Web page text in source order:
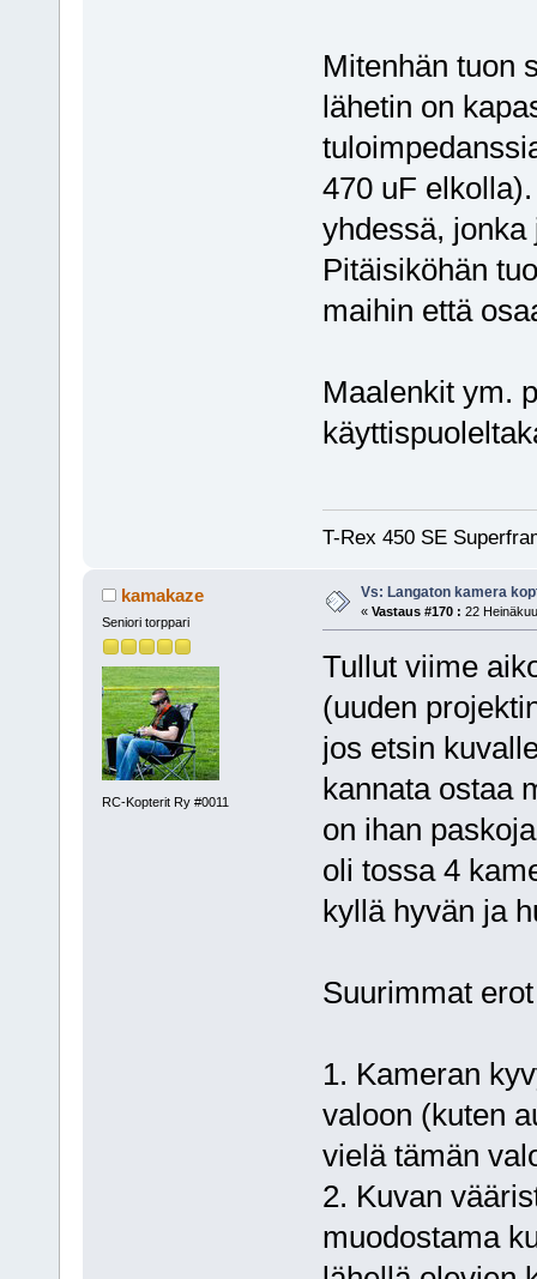
Mitenhän tuon
lähetin on
470 uF
yhdessä,
Pitäisiköhän
maihin että
Maalenkit ym.
T-Rex 450 SE
kamakaze
Seniori torppari
RC-Kopterit Ry #0011
Vs: Langaton kamera
« Vastaus #170 : 22
Tullut viime
(uuden
jos etsin
kannata ostaa
on ihan
oli tossa 4
kyllä hyvän ja
Suurimmat
1. Kameran
valoon (kuten
vielä tämän
2. Kuvan
muodostama